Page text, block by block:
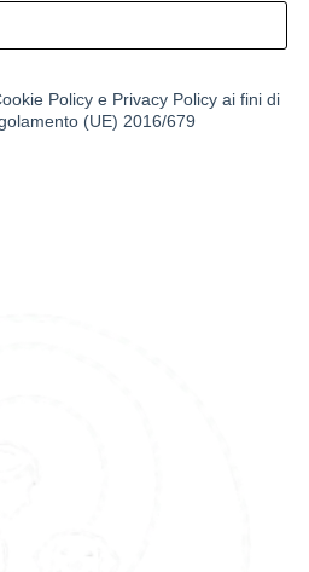
Policy e Privacy Policy ai fini di
(UE) 2016/679